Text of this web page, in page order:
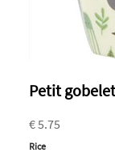
Petit
€ 5.75
Rice